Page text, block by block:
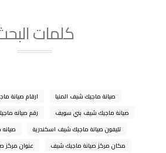
كلمات
صيانة ماجيك شيف المنيا
ارقام صيانة
صيانة ماجيك شيف بني سويف
رقم صيانه
تليفون صيانة ماجيك شيف اسكندرية
مكان مركز صيانة ماجيك شيف
عنوان مركز